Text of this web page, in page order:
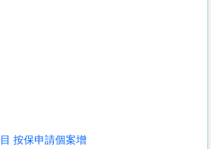
按保申請個案增